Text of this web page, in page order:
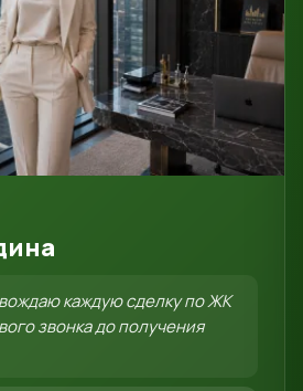
каждую сделку по ЖК
звонка до получения